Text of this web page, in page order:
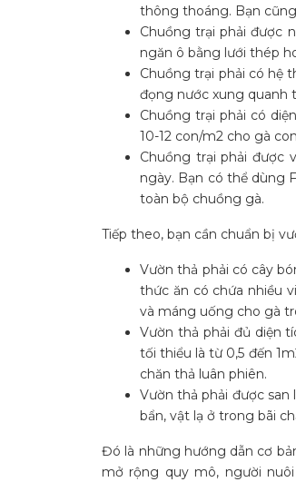
thông thoáng. Bạn
Chuồng trại phải được
ngăn ô bằng lưới thép
Chuồng trại phải có hệ
đọng nước xung quanh
Chuồng trại phải có
10-12 con/m2 cho gà
Chuồng trại phải được
ngày. Bạn có thể dùng
toàn bộ chuồng gà.
Tiếp theo, bạn cần chuẩn bị
Vườn thả phải có cây
thức ăn có chứa nhiều
và máng uống cho gà
Vườn thả phải đủ diện
tối thiểu là từ 0,5 đến
chăn thả luân phiên.
Vườn thả phải được
bẩn, vật lạ ở trong bãi
Đó là những hướng dẫn cơ
mở rộng quy mô, người